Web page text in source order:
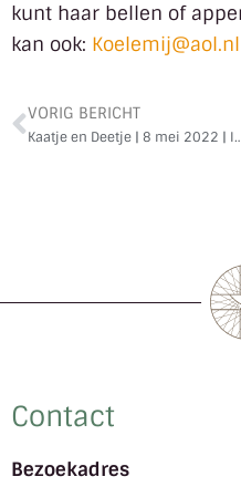
kunt haar bellen of
kan ook: Koelemij@aol.nl
VORIG BERICHT
Kaatje en Deetje | 8 mei
Contact
Bezoekadres